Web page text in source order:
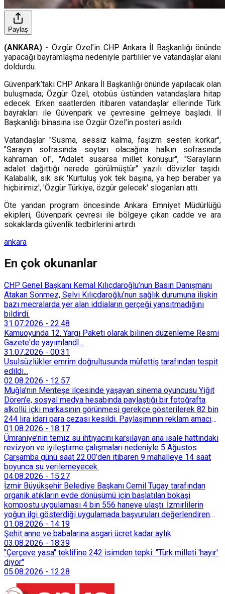
Paylaş
(ANKARA) - Özgür Özel’in CHP Ankara İl Başkanlığı önünde
yapacağı bayramlaşma nedeniyle partililer ve vatandaşlar alanı
doldurdu.
Güvenpark’taki CHP Ankara İl Başkanlığı önünde yapılacak olan
buluşmada; Özgür Özel, otobüs üstünden vatandaşlara hitap
edecek. Erken saatlerden itibaren vatandaşlar ellerinde Türk
bayrakları ile Güvenpark ve çevresine gelmeye başladı. İl
Başkanlığı binasına ise Özgür Özel'in posteri asıldı.
Vatandaşlar "Susma, sessiz kalma, faşizm sesten korkar",
"Sarayın sofrasında soytarı olacağına halkın sofrasında
kahraman ol", "Adalet susarsa millet konuşur", "Sarayların
adalet dağıttığı nerede görülmüştür" yazılı dövizler taşıdı.
Kalabalık, sık sık 'Kurtuluş yok tek başına, ya hep beraber ya
hiçbirimiz', 'Özgür Türkiye, özgür gelecek' sloganları attı.
Öte yandan program öncesinde Ankara Emniyet Müdürlüğü
ekipleri, Güvenpark çevresi ile bölgeye çıkan cadde ve ara
sokaklarda güvenlik tedbirlerini artırdı.
ankara
En çok okunanlar
CHP Genel Başkanı Kemal Kılıçdaroğlu’nun Basın Danışmanı
Atakan Sönmez, Selvi Kılıçdaroğlu’nun sağlık durumuna ilişkin
bazı mecralarda yer alan iddiaların gerçeği yansıtmadığını
bildirdi.
31.07.2026 - 22:48
Kamuoyunda 12. Yargı Paketi olarak bilinen düzenleme Resmi
Gazete'de yayımlandI...
31.07.2026 - 00:31
Usulsüzlükler emrim doğrultusunda müfettiş tarafından tespit
edildi...
02.08.2026 - 12:57
Muğla'nın Menteşe ilçesinde yaşayan sinema oyuncusu Yiğit
Dören'e, sosyal medya hesabında paylaştığı bir fotoğrafta
alkollü içki markasının görünmesi gerekçe gösterilerek 82 bin
244 lira idari para cezası kesildi. Paylaşımının reklam amacı
taşımadığını savunan Dören, cezanın iptali için yargıya
başvurdu.
01.08.2026 - 18:17
Ümraniye’nin temiz su ihtiyacını karşılayan ana isale hattındaki
revizyon ve iyileştirme çalışmaları nedeniyle 5 Ağustos
Çarşamba günü saat 22.00’den itibaren 9 mahalleye 14 saat
boyunca su verilemeyecek.
04.08.2026 - 15:27
İzmir Büyükşehir Belediye Başkanı Cemil Tugay tarafından
organik atıkların evde dönüşümü için başlatılan bokaşi
kompostu uygulaması 4 bin 556 haneye ulaştı. İzmirlilerin
yoğun ilgi gösterdiği uygulamada başvuruları değerlendiren
Tarımsal Hizmetler Dairesi Başkanlığı, farklı ilçelerde toplam
128 bokaşi kompost eğitimi düzenleyerek İzmirlileri
sürdürülebilir atık yönetimi sistemine dahil etti.
01.08.2026 - 14:19
Şehit anne ve babalarına asgari ücret kadar aylık
03.08.2026 - 18:39
"Çerçeve yasa" teklifine 242 isimden tepki: "Türk milleti 'hayır'
diyor"
05.08.2026 - 12:28